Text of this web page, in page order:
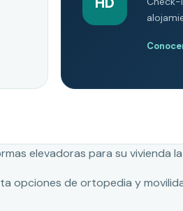
elevadoras para su vivienda
opciones de ortopedia y